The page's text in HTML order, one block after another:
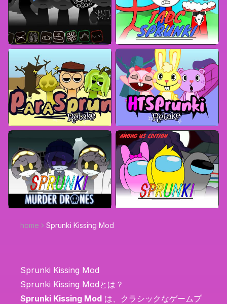
home Sprunki Kissing Mod
Sprunki Kissing Mod
Sprunki Kissing Modとは？
Sprunki Kissing Mod は、クラシックなゲームプ